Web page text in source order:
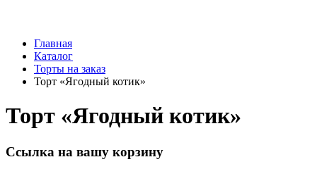
Главная
Каталог
Торты на заказ
Торт «Ягодный котик»
Торт «Ягодный котик»
Ссылка на вашу корзину